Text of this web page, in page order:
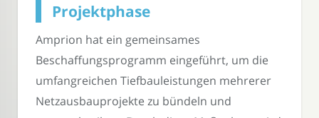
Projektphase
Amprion hat ein gemeinsames
Beschaffungsprogramm eingeführt, um die
umfangreichen Tiefbauleistungen mehrerer
Netzausbauprojekte zu bündeln und